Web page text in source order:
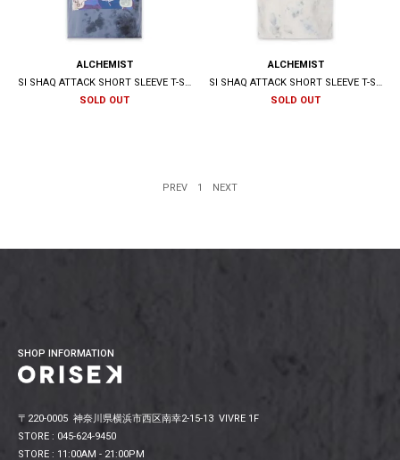
ALCHEMIST
SI SHAQ ATTACK SHORT SLEEVE T-SHIRT / BLUE INDIGO
SOLD OUT
ALCHEMIST
SI SHAQ ATTACK SHORT SLEEVE T-SHIRT / WHISPER WHITE TIE DYE
SOLD OUT
PREV 1 NEXT
SHOP INFORMATION
〒220-0005 神奈川県横浜市西区南幸2-15-13 VIVRE 1F
STORE : 045-624-9450
STORE : 11:00AM - 21:00PM